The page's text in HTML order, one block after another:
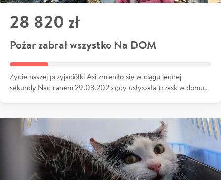
28 820 zł
Pożar zabrał wszystko Na DOM
Życie naszej przyjaciółki Asi zmieniło się w ciągu jednej
sekundy.Nad ranem 29.03.2025 gdy usłyszała trzask w domu…